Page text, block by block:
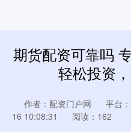
期货配资可靠吗
轻松投资
作者：配资门户网 平台
16 10:08:31
阅读：162